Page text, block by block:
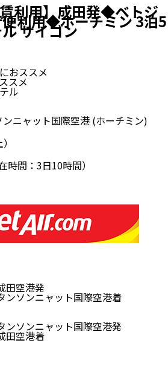
利用】成田発◆ベトジ
便利用◆ホーチミン 3泊5
サイゴン
おススメ
スメ
ル
ンニャット国際空港 (ホーチミン)
時間： 3日10時間）
田空港発
ンソンニャット国際空港着
ンソンニャット国際空港発
田空港着